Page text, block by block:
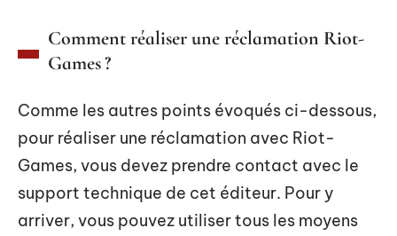
Comment réaliser une réclamation Riot-
Games ?
Comme les autres points évoqués ci-dessous,
pour réaliser une réclamation avec Riot-
Games, vous devez prendre contact avec le
support technique de cet éditeur. Pour y
arriver, vous pouvez utiliser tous les moyens